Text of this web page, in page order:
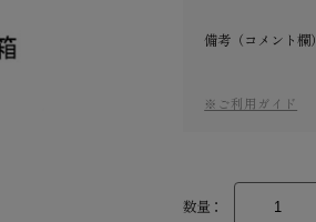
備考（コメント欄）
※ご利用ガイド
数量：